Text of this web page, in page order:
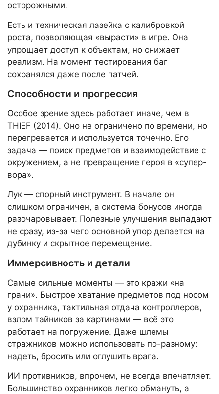
осторожными.
Есть и техническая лазейка с калибровкой
роста, позволяющая «вырасти» в игре. Она
упрощает доступ к объектам, но снижает
реализм. На момент тестирования баг
сохранялся даже после патчей.
Способности и прогрессия
Особое зрение здесь работает иначе, чем в
THIEF (2014). Оно не ограничено по времени, но
перегревается и используется точечно. Его
задача — поиск предметов и взаимодействие с
окружением, а не превращение героя в «супер-
вора».
Лук — спорный инструмент. В начале он
слишком ограничен, а система бонусов иногда
разочаровывает. Полезные улучшения выпадают
не сразу, из-за чего основной упор делается на
дубинку и скрытное перемещение.
Иммерсивность и детали
Самые сильные моменты — это кражи «на
грани». Быстрое хватание предметов под носом
у охранника, тактильная отдача контроллеров,
взлом тайников за картинами — всё это
работает на погружение. Даже шлемы
стражников можно использовать по-разному:
надеть, бросить или оглушить врага.
ИИ противников, впрочем, не всегда впечатляет.
Большинство охранников легко обмануть, а